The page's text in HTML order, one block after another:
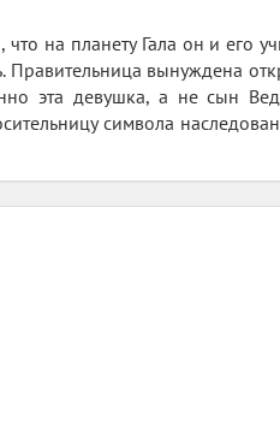
на планету Гала он и его
Правительница вынуждена
эта девушка, а не сын
символа